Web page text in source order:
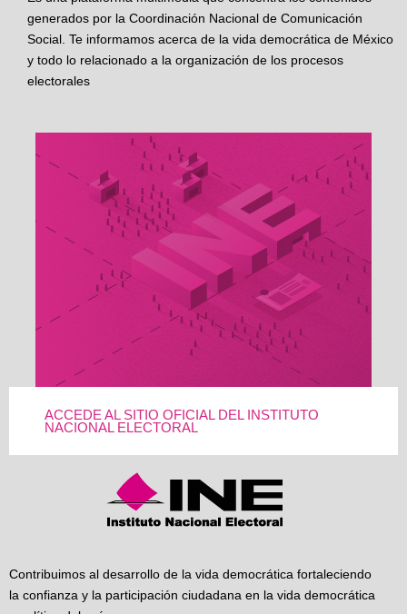
generados por la Coordinación Nacional de Comunicación
Social. Te informamos acerca de la vida democrática de México
y todo lo relacionado a la organización de los procesos
electorales
ACCEDE AL SITIO OFICIAL DEL INSTITUTO
NACIONAL ELECTORAL
Contribuimos al desarrollo de la vida democrática fortaleciendo
la confianza y la participación ciudadana en la vida democrática